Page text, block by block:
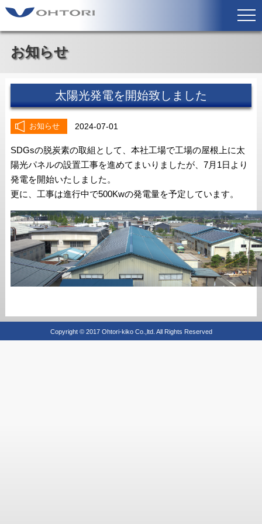
お知らせ
太陽光発電を開始致しました
お知らせ 2024-07-01
SDGsの脱炭素の取組として、本社工場で工場の屋根上に太
陽光パネルの設置工事を進めてまいりましたが、7月1日より
発電を開始いたしました。
更に、工事は進行中で500Kwの発電量を予定しています。
Copyright © 2017 Ohtori-kiko Co.,ltd. All Rights Reserved